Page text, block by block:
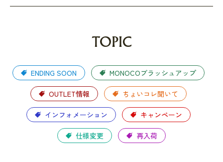
TOPIC
ENDING SOON MONOCOブラッシュアップ
OUTLET情報 ちょいコレ聞いて
インフォメーション キャンペーン
仕様変更 再入荷